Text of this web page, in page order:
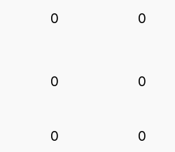
0 0
0 0
0 0